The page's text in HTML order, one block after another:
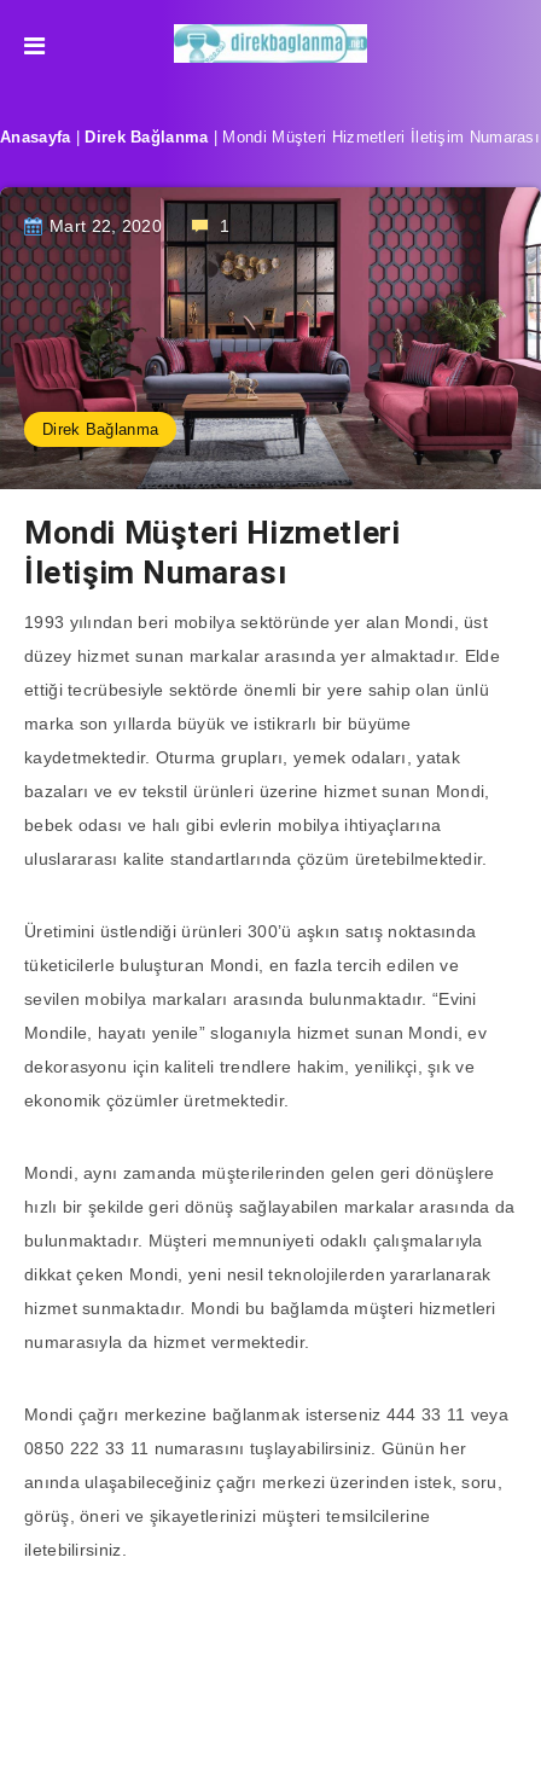
Anasayfa| Direk Bağlanma| Mondi Müşteri Hizmetleri İletişim Numarası
Mart 22, 2020 1
Direk Bağlanma
Mondi Müşteri Hizmetleri
İletişim Numarası
1993 yılından beri mobilya sektöründe yer alan Mondi, üst
düzey hizmet sunan markalar arasında yer almaktadır. Elde
ettiği tecrübesiyle sektörde önemli bir yere sahip olan ünlü
marka son yıllarda büyük ve istikrarlı bir büyüme
kaydetmektedir. Oturma grupları, yemek odaları, yatak
bazaları ve ev tekstil ürünleri üzerine hizmet sunan Mondi,
bebek odası ve halı gibi evlerin mobilya ihtiyaçlarına
uluslararası kalite standartlarında çözüm üretebilmektedir.
Üretimini üstlendiği ürünleri 300’ü aşkın satış noktasında
tüketicilerle buluşturan Mondi, en fazla tercih edilen ve
sevilen mobilya markaları arasında bulunmaktadır. “Evini
Mondile, hayatı yenile” sloganıyla hizmet sunan Mondi, ev
dekorasyonu için kaliteli trendlere hakim, yenilikçi, şık ve
ekonomik çözümler üretmektedir.
Mondi, aynı zamanda müşterilerinden gelen geri dönüşlere
hızlı bir şekilde geri dönüş sağlayabilen markalar arasında da
bulunmaktadır. Müşteri memnuniyeti odaklı çalışmalarıyla
dikkat çeken Mondi, yeni nesil teknolojilerden yararlanarak
hizmet sunmaktadır. Mondi bu bağlamda müşteri hizmetleri
numarasıyla da hizmet vermektedir.
Mondi çağrı merkezine bağlanmak isterseniz 444 33 11 veya
0850 222 33 11 numarasını tuşlayabilirsiniz. Günün her
anında ulaşabileceğiniz çağrı merkezi üzerinden istek, soru,
görüş, öneri ve şikayetlerinizi müşteri temsilcilerine
iletebilirsiniz.